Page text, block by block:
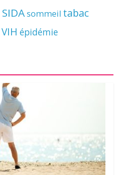
SIDAsommeil tabac
VIH épidémie